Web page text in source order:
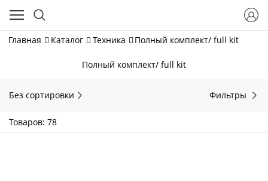
Главная Каталог Техника Полный комплект/ full kit
Полный комплект/ full kit
Без сортировки Фильтры
Товаров: 78